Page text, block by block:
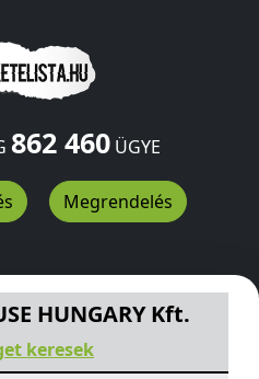
862 460ÜGYE
Megrendelés
Hortenzia utca 63.Győr
HUNGARY Kft.
keresek